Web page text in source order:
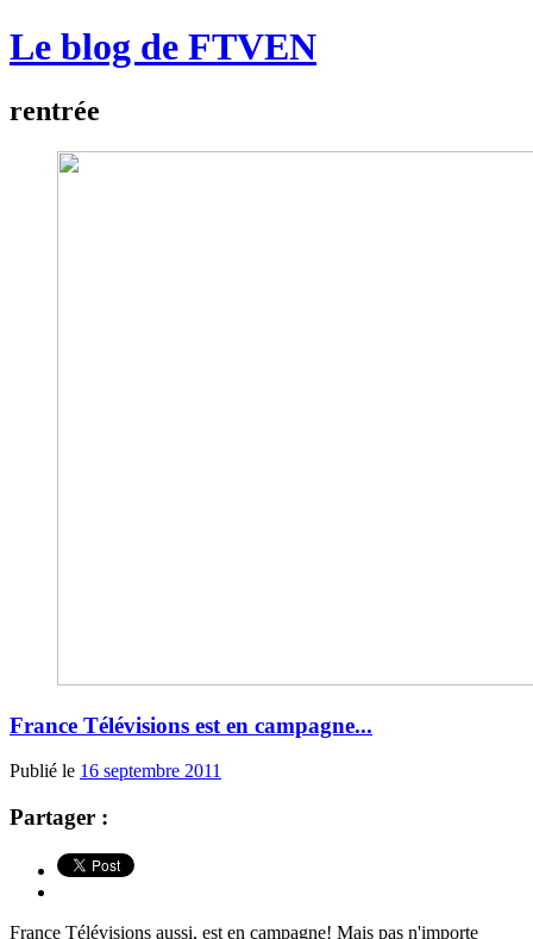
Le blog de FTVEN
rentrée
France Télévisions est en campagne...
Publié le 16 septembre 2011
Partager :
France Télévisions aussi, est en campagne! Mais pas n'importe